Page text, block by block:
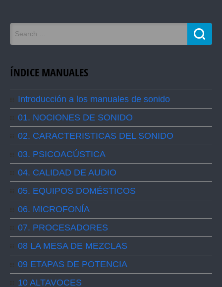
ÍNDICE MANUALES
Introducción a los manuales de sonido
01. NOCIONES DE SONIDO
02. CARACTERISTICAS DEL SONIDO
03. PSICOACÚSTICA
04. CALIDAD DE AUDIO
05. EQUIPOS DOMÉSTICOS
06. MICROFONÍA
07. PROCESADORES
08 LA MESA DE MEZCLAS
09 ETAPAS DE POTENCIA
10 ALTAVOCES